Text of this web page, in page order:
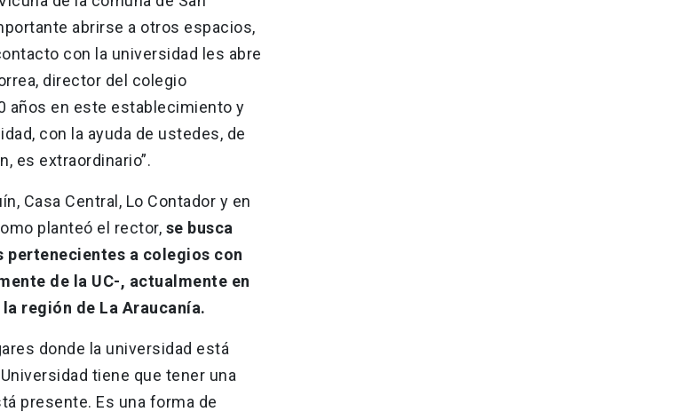
abrirse a otros espacios,
con la universidad les abre
director del colegio
años en este establecimiento y
con la ayuda de ustedes, de
es extraordinario”.
Casa Central, Lo Contador y en
planteó el rector, se busca
pertenecientes a colegios con
de la UC-, actualmente en
región de La Araucanía.
donde la universidad está
tiene que tener una
presente. Es una forma de